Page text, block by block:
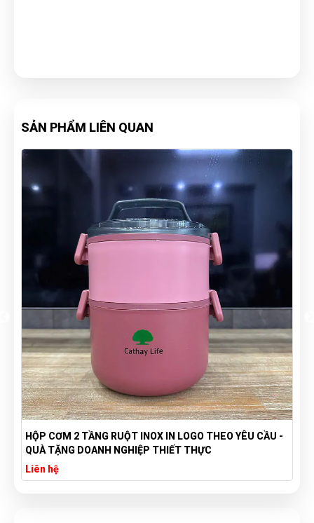
SẢN PHẨM LIÊN QUAN
HỘP CƠM 2 TẦNG RUỘT INOX IN LOGO THEO YÊU CẦU -
QUÀ TẶNG DOANH NGHIỆP THIẾT THỰC
Liên hệ